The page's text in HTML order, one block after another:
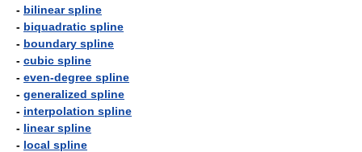
- bilinear spline
- biquadratic spline
- boundary spline
- cubic spline
- even-degree spline
- generalized spline
- interpolation spline
- linear spline
- local spline